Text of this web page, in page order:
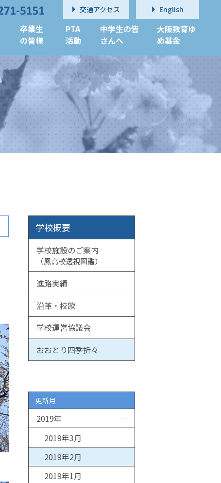
卒業生
の皆様
PTA
活動
中学生の皆
さんへ
大阪教育ゆ
め基金
交通アクセス English
学校概要
学校施設のご案内
（鳳高校透視図鑑）
進路実績
沿革・校歌
学校運営協議会
おおとり四季折々
更新月
2019年
2019年3月
2019年2月
2019年1月